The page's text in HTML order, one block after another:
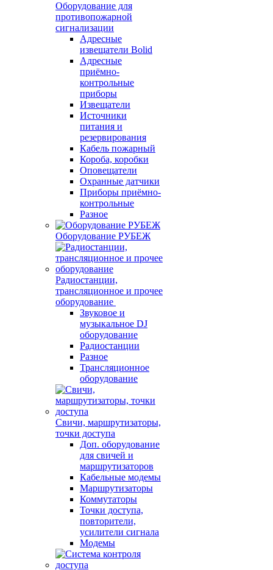
Оборудование для
противопожарной
сигнализации
Адресные
извещатели Bolid
Адресные
приёмно-
контрольные
приборы
Извещатели
Источники
питания и
резервирования
Кабель пожарный
Короба, коробки
Оповещатели
Охранные датчики
Приборы приёмно-
контрольные
Разное
Оборудование РУБЕЖ
Радиостанции,
трансляционное и прочее
оборудование
Звуковое и
музыкальное DJ
оборудование
Радиостанции
Разное
Трансляционное
оборудование
Свичи, маршрутизаторы,
точки доступа
Доп. оборудование
для свичей и
маршрутизаторов
Кабельные модемы
Маршрутизаторы
Коммутаторы
Точки доступа,
повторители,
усилители сигнала
Модемы